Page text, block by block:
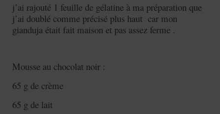
j’ai rajouté 1 feuille de gélatine à ma préparation que
j’ai doublé comme précisé plus haut car mon
gianduja était fait maison et pas assez ferme .
Mousse au chocolat noir :
65 g de crème
65 g de lait